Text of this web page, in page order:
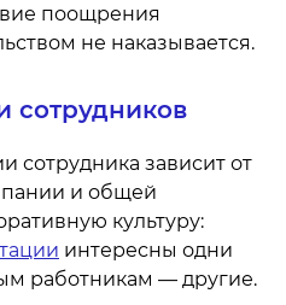
поощрения
не наказывается.
сотрудников
сотрудника зависит от
и общей
культуру:
интересны одни
работникам — другие.